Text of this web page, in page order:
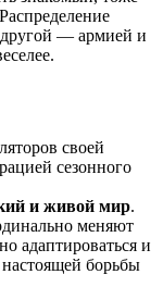
другой — армией и
своей
сезонного
и живой мир.
меняют
адаптироваться и
борьбы